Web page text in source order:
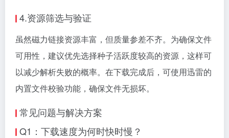
4.资源筛选与验证
虽然磁力链接资源丰富，但质量参差不齐。为确保文件
可用性，建议优先选择种子活跃度较高的资源，这样可
以减少解析失败的概率。在下载完成后，可使用迅雷的
内置文件校验功能，确保文件无损坏。
常见问题与解决方案
Q1：下载速度为何时快时慢？